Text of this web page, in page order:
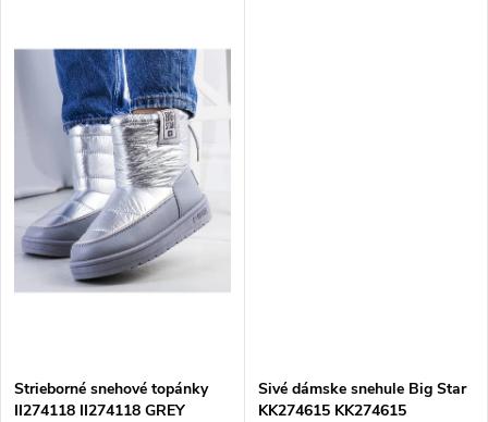
Strieborné snehové topánky
II274118 II274118 GREY
Sivé dámske snehule Big Star
KK274615 KK274615